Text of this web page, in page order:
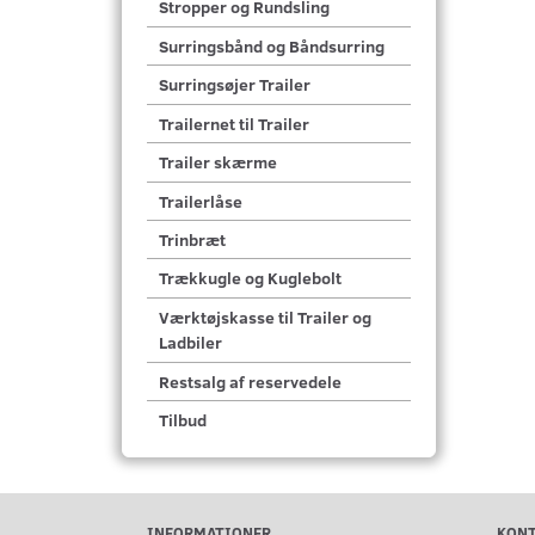
Stropper og Rundsling
Surringsbånd og Båndsurring
Surringsøjer Trailer
Trailernet til Trailer
Trailer skærme
Trailerlåse
Trinbræt
Trækkugle og Kuglebolt
Værktøjskasse til Trailer og
Ladbiler
Restsalg af reservedele
Tilbud